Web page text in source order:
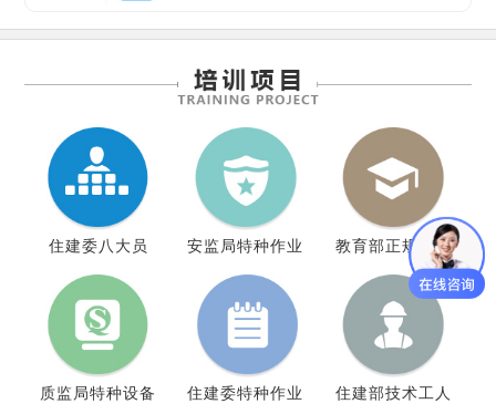
住建委八大员 安监局特种作业 教育部正规学历
质监局特种设备 住建委特种作业 住建部技术工人